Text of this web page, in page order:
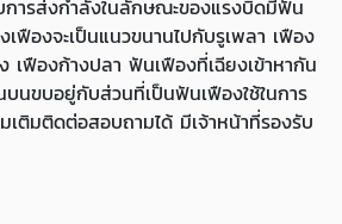
การส่งกำลังในลักษณะของแรงบิดมีฟัน
องจะเป็นแนวขนานไปกับรูเพลา เฟือง
เฟืองก้างปลา ฟันเฟืองที่เฉียงเข้าหากัน
นขบอยู่กับส่วนที่เป็นฟันเฟืองใช้ในการ
ติมติดต่อสอบถามได้ มีเจ้าหน้าที่รองรับ